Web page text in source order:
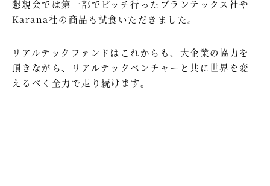
懇親会では第一部でピッチ行ったプランテックス社や
Karana社の商品も試食いただきました。
リアルテックファンドはこれからも、大企業の協力を
頂きながら、リアルテックベンチャーと共に世界を変
えるべく全力で走り続けます。